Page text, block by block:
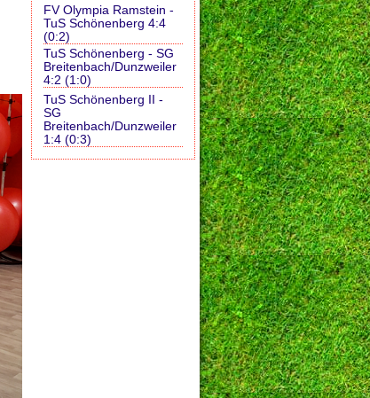
FV Olympia Ramstein -
TuS Schönenberg 4:4
(0:2)
TuS Schönenberg - SG
Breitenbach/Dunzweiler
4:2 (1:0)
TuS Schönenberg II -
SG
Breitenbach/Dunzweiler
1:4 (0:3)